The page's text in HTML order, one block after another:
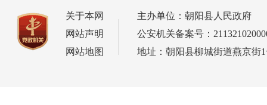
关于本网
网站声明
网站地图
主办单位：朝阳县人民政府
公安机关备案号：
地址：朝阳县柳城街道燕京街